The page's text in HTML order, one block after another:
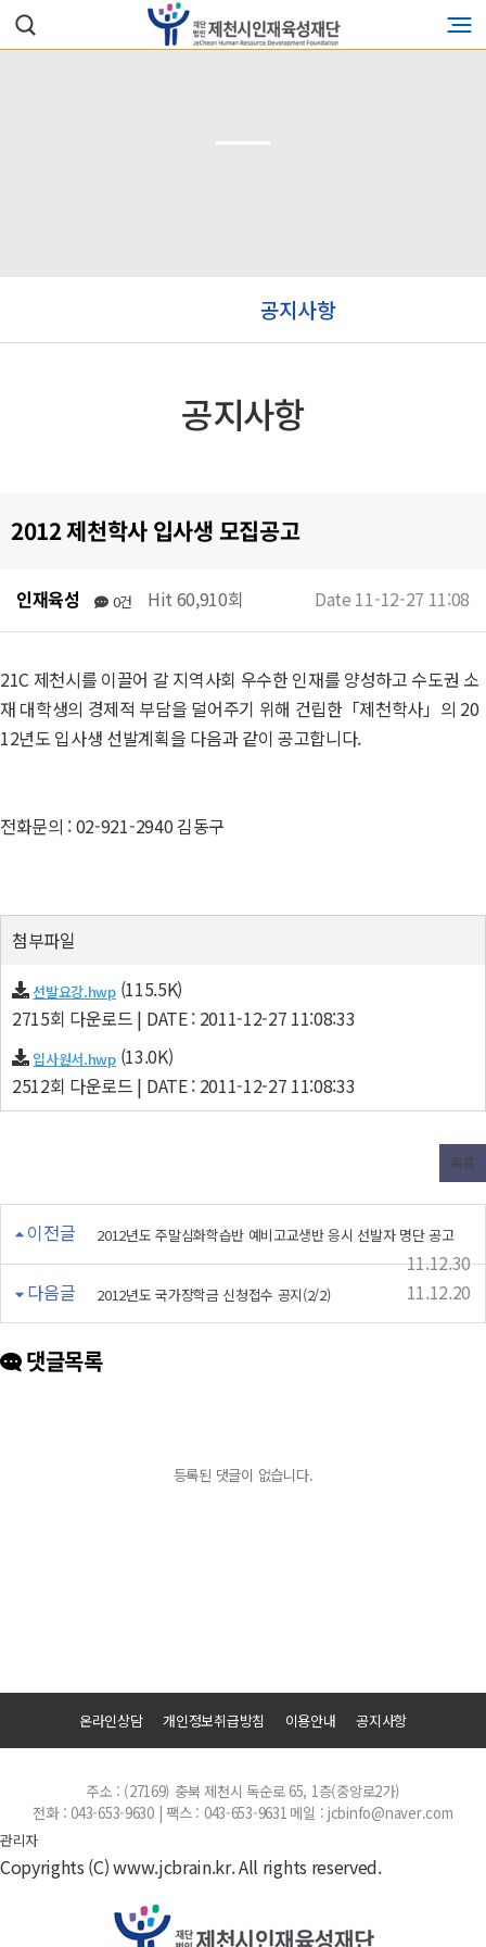
공지사항
공지사항
2012 제천학사 입사생 모집공고
인재육성 0건 Hit 60,910회 Date 11-12-27 11:08
21C 제천시를 이끌어 갈 지역사회 우수한 인재를 양성하고 수도권 소
재 대학생의 경제적 부담을 덜어주기 위해 건립한「제천학사」의 20
12년도 입사생 선발계획을 다음과 같이 공고합니다.
전화문의 : 02-921-2940 김동구
첨부파일
선발요강.hwp(115.5K)
2715회 다운로드 | DATE : 2011-12-27 11:08:33
입사원서.hwp(13.0K)
2512회 다운로드 | DATE : 2011-12-27 11:08:33
목록
이전글 2012년도 주말심화학습반 예비고교생반 응시 선발자 명단 공고
11.12.30
다음글
2012년도 국가장학금 신청접수 공지(2/2) 11.12.20
댓글목록
등록된 댓글이 없습니다.
온라인상담 개인정보취급방침 이용안내 공지사항
주소 : (27169) 충북 제천시 독순로 65, 1층(중앙로2가)
전화 : 043-653-9630 | 팩스 : 043-653-9631 메일 : jcbinfo@naver.com
관리자
Copyrights (C) www.jcbrain.kr. All rights reserved.